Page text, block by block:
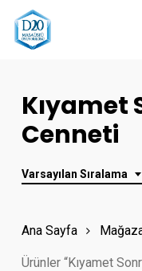
Skip
Kıyamet
Cenneti
Varsayılan Sıralama
Ana Sayfa
Ürünler “Kıyamet